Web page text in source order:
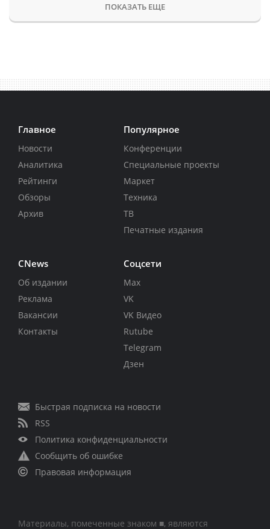
ПОКАЗАТЬ ЕЩЕ
Главное
Новости
Аналитика
Рейтинги
Обзоры
Архив
Популярное
Конференции
Специальные проекты
Маркет
Техника
ТВ
Печатные издания
CNews
Об издании
Реклама
Вакансии
Контакты
Соцсети
Max
VK
VK Видео
Rutube
Telegram
Дзен
Быстрая подписка на новости
RSS
Политика конфиденциальности
Сообщить об ошибке
Правовая информация
Материалы, помеченные знаком ■, являются